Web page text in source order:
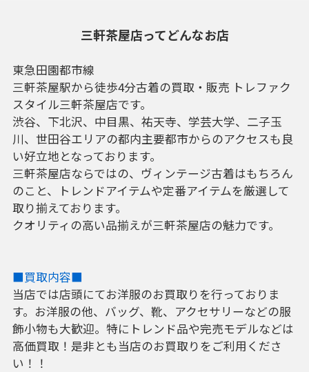
三軒茶屋店ってどんなお店
東急田園都市線
三軒茶屋駅から徒歩4分古着の買取・販売 トレファク
スタイル三軒茶屋店です。
渋谷、下北沢、中目黒、祐天寺、学芸大学、二子玉
川、世田谷エリアの都内主要都市からのアクセスも良
い好立地となっております。
三軒茶屋店ならではの、ヴィンテージ古着はもちろん
のこと、トレンドアイテムや定番アイテムを厳選して
取り揃えております。
クオリティの高い品揃えが三軒茶屋店の魅力です。
■買取内容■
当店では店頭にてお洋服のお買取りを行っておりま
す。お洋服の他、バッグ、靴、アクセサリーなどの服
飾小物も大歓迎。特にトレンド品や完売モデルなどは
高価買取！是非とも当店のお買取りをご利用くださ
い！！